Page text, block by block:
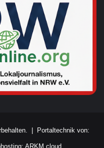
| Portaltechnik von:
ARKM.cloud